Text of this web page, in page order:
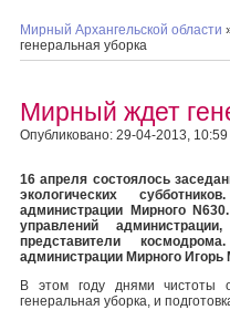
Мирный Архангельской области
генеральная уборка
Мирный ждет
Опубликовано: 29-04-2013, 10:59
16 апреля состоялось
экологических
администрации Мирного
управлений
представители
администрации Мирного Игорь
В этом году днями
генеральная уборка, и